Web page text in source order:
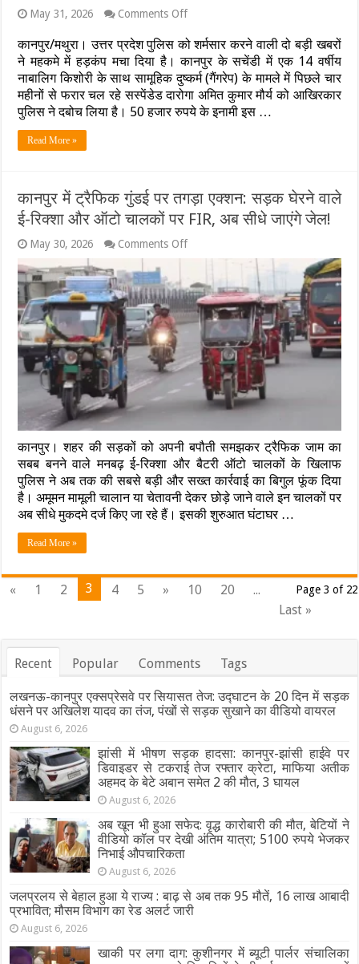
May 31, 2026 Comments Offon
में
किशोरी
से
गैंगरेप
का
आरोपी
मथुरा
में
को
पीटने
सब-
इंस्पेक्टर
लाइन
हाजिर
कानपुर/मथुरा। उत्तर प्रदेश पुलिस को शर्मसार करने वाली दो बड़ी खबरों
ने महकमे में हड़कंप मचा दिया है। कानपुर के सचेंडी में एक 14 वर्षीय
नाबालिग किशोरी के साथ सामूहिक दुष्कर्म (गैंगरेप) के मामले में पिछले चार
महीनों से फरार चल रहे सस्पेंडेड दारोगा अमित कुमार मौर्य को आखिरकार
पुलिस ने दबोच लिया है। 50 हजार रुपये के इनामी इस …
Read More »
कानपुर में ट्रैफिक गुंडई पर तगड़ा एक्शन: सड़क घेरने वाले
ई-रिक्शा और ऑटो चालकों पर FIR, अब सीधे जाएंगे जेल!
May 30, 2026 Comments Offon
कानपुर
ट्रैफिक
गुंडई
पर
तगड़ा
एक्शन:
सड़क
घेरने
वाले
रिक्शा
ऑटो
चालकों
पर
अब
सीधे
जाएंगे
कानपुर। शहर की सड़कों को अपनी बपौती समझकर ट्रैफिक जाम का
सबब बनने वाले मनबढ़ ई-रिक्शा और बैटरी ऑटो चालकों के खिलाफ
पुलिस ने अब तक की सबसे बड़ी और सख्त कार्रवाई का बिगुल फूंक दिया
है। अमूमन मामूली चालान या चेतावनी देकर छोड़े जाने वाले इन चालकों पर
अब सीधे मुकदमे दर्ज किए जा रहे हैं। इसकी शुरुआत घंटाघर …
Read More »
Page 3 of 22
« 1 2 3 4 5 » 10 20
...
Last »
Recent Popular Comments Tags
लखनऊ-कानपुर एक्सप्रेसवे पर सियासत तेज: उद्घाटन के 20 दिन में सड़क
धंसने पर अखिलेश यादव का तंज, पंखों से सड़क सुखाने का वीडियो वायरल
August 6, 2026
झांसी में भीषण सड़क हादसा: कानपुर-झांसी हाईवे पर
डिवाइडर से टकराई तेज रफ्तार क्रेटा, माफिया अतीक
अहमद के बेटे अबान समेत 2 की मौत, 3 घायल
August 6, 2026
अब खून भी हुआ सफेद: वृद्ध कारोबारी की मौत, बेटियों ने
वीडियो कॉल पर देखी अंतिम यात्रा; 5100 रुपये भेजकर
निभाई औपचारिकता
August 6, 2026
जलप्रलय से बेहाल हुआ ये राज्य : बाढ़ से अब तक 95 मौतें, 16 लाख आबादी
प्रभावित; मौसम विभाग का रेड अलर्ट जारी
August 6, 2026
खाकी पर लगा दाग: कुशीनगर में ब्यूटी पार्लर संचालिका